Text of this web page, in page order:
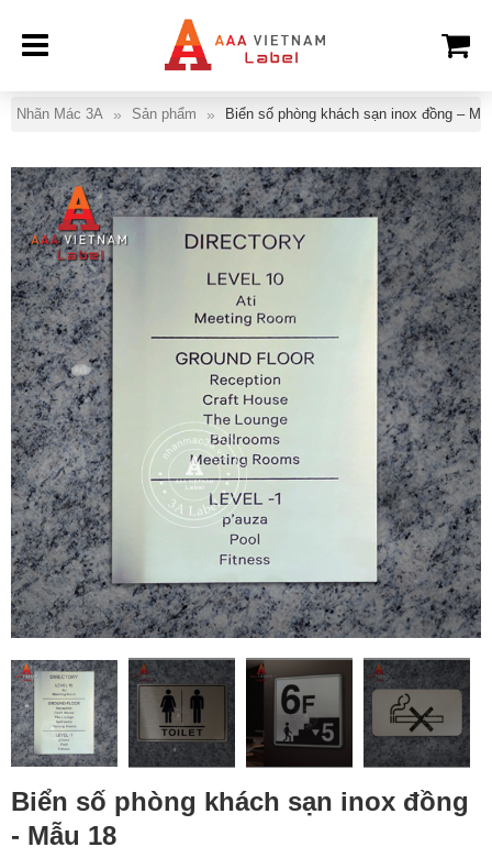
Nhãn Mác 3A Sản phẩm Biển số phòng khách sạn inox đồng –
Biển số phòng khách sạn inox đồng
- Mẫu 18